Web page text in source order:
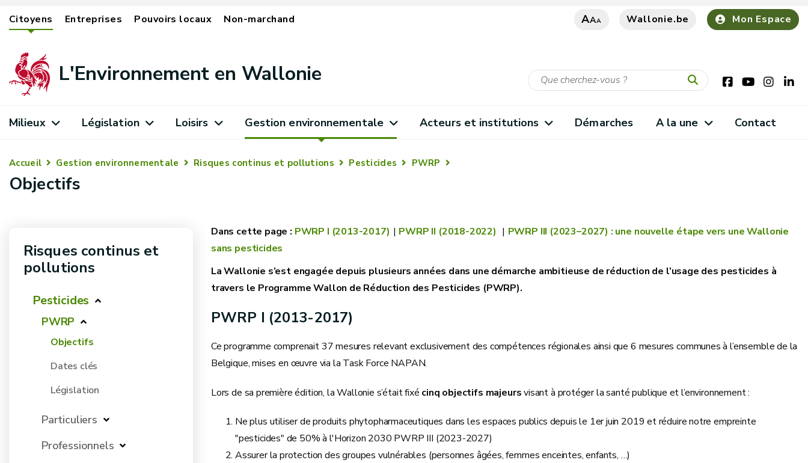
Citoyens Entreprises Pouvoirs locaux Non-marchand AAA Wallonie.be Mon Espace
L'Environnement en Wallonie
Milieux Législation Loisirs Gestion environnementale Acteurs et institutions Démarches A la une Contact
Accueil Gestion environnementale Risques continus et pollutions Pesticides PWRP
Objectifs
Risques continus et
pollutions
Pesticides
PWRP
Objectifs
Dates clés
Législation
Particuliers
Professionnels
PWRP I (2013-2017) PWRP II (2018-2022)
PWRP III (2023–2027) : une nouvelle étape vers une Wallonie
sans pesticides
La Wallonie s’est engagée depuis plusieurs années dans une démarche ambitieuse de réduction de l’usage des pesticides à
travers le Programme Wallon de Réduction des Pesticides (PWRP).
PWRP I (2013-2017)
Ce programme comprenait 37 mesures relevant exclusivement des compétences régionales ainsi que 6 mesures communes à l’ensemble de la
Belgique, mises en œuvre via la Task Force NAPAN.
Lors de sa première édition, la Wallonie s’était fixé cinq objectifs majeursvisant à protéger la santé publique et l’environnement :
Ne plus utiliser de produits phytopharmaceutiques dans les espaces publics depuis le 1er juin 2019 et réduire notre empreinte
"pesticides" de 50% à l'Horizon 2030 PWRP III (2023-2027)​​​
Assurer la protection des groupes vulnérables (personnes âgées, femmes enceintes, enfants, …)